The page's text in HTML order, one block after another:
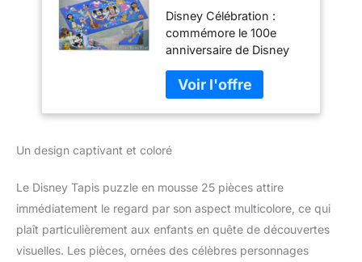
Disney Célébration :
commémore le 100e
anniversaire de Disney
emblématiques. Grandes
pièces en mousse : sûr
et facile à manipuler pour
éducatif : favorise la
les compétences
cognitives. Design coloré
: dispose d'illustrations
Disney vibrantes qui
captivent les jeunes
Un design captivant et coloré
Le Disney Tapis puzzle en mousse 25 pièces attire
immédiatement le regard par son aspect multicolore, ce qui
plaît particulièrement aux enfants en quête de découvertes
visuelles. Les pièces, ornées des célèbres personnages